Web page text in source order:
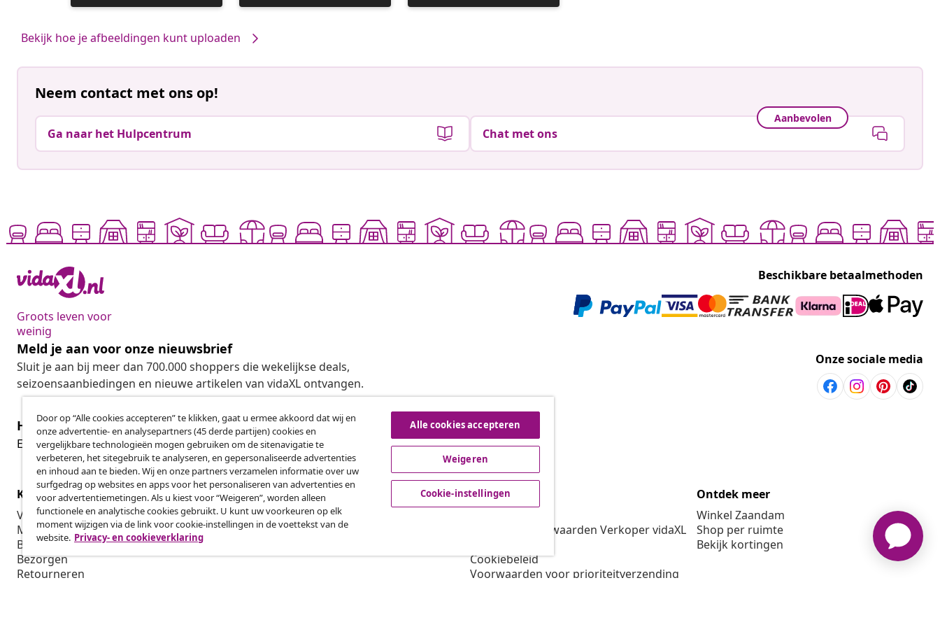
gepubliceerd
gepubliceerd
gepubliceerd
Bekijk hoe je afbeeldingen kunt uploaden
Neem contact met ons op!
Ga naar het Hulpcentrum
Aanbevolen
Chat met ons
Groots leven voor
weinig
Beschikbare betaalmethoden
Meld je aan voor onze nieuwsbrief
Sluit je aan bij meer dan 700.000 shoppers die wekelijkse deals,
seizoensaanbiedingen en nieuwe artikelen van vidaXL ontvangen.
Onze sociale media
Herroeping van de overeenkomst
Een annulering voor je bestelling indienen
Herroeping van de overeenkomst
Klantenservice
Volg je bestelling
Mijn account
Betalen
Bezorgen
Retourneren
Zakelijk
Affiliateprogramma
Produceren voor vidaXL
vidaXL
Algemene voorwaarden Verkoper vidaXL
Cookiebeleid
Voorwaarden voor prioriteitverzending
Ontdek meer
Winkel Zaandam
Shop per ruimte
Bekijk kortingen
Door op “Alle cookies accepteren” te klikken, gaat u ermee akkoord dat wij en
onze advertentie- en analysepartners (45 derde partijen) cookies en
vergelijkbare technologieën mogen gebruiken om de sitenavigatie te
verbeteren, het sitegebruik te analyseren, en gepersonaliseerde advertenties
en inhoud aan te bieden. Wij en onze partners verzamelen informatie over uw
surfgedrag op websites en apps voor het personaliseren van advertenties en
voor advertentiemetingen. Als u kiest voor “Weigeren”, worden alleen
functionele en analytische cookies gebruikt. U kunt uw voorkeuren op elk
moment wijzigen via de link voor cookie-instellingen in de voettekst van de
website. Privacy- en cookieverklaring
Alle cookies accepteren
Weigeren
Cookie-instellingen